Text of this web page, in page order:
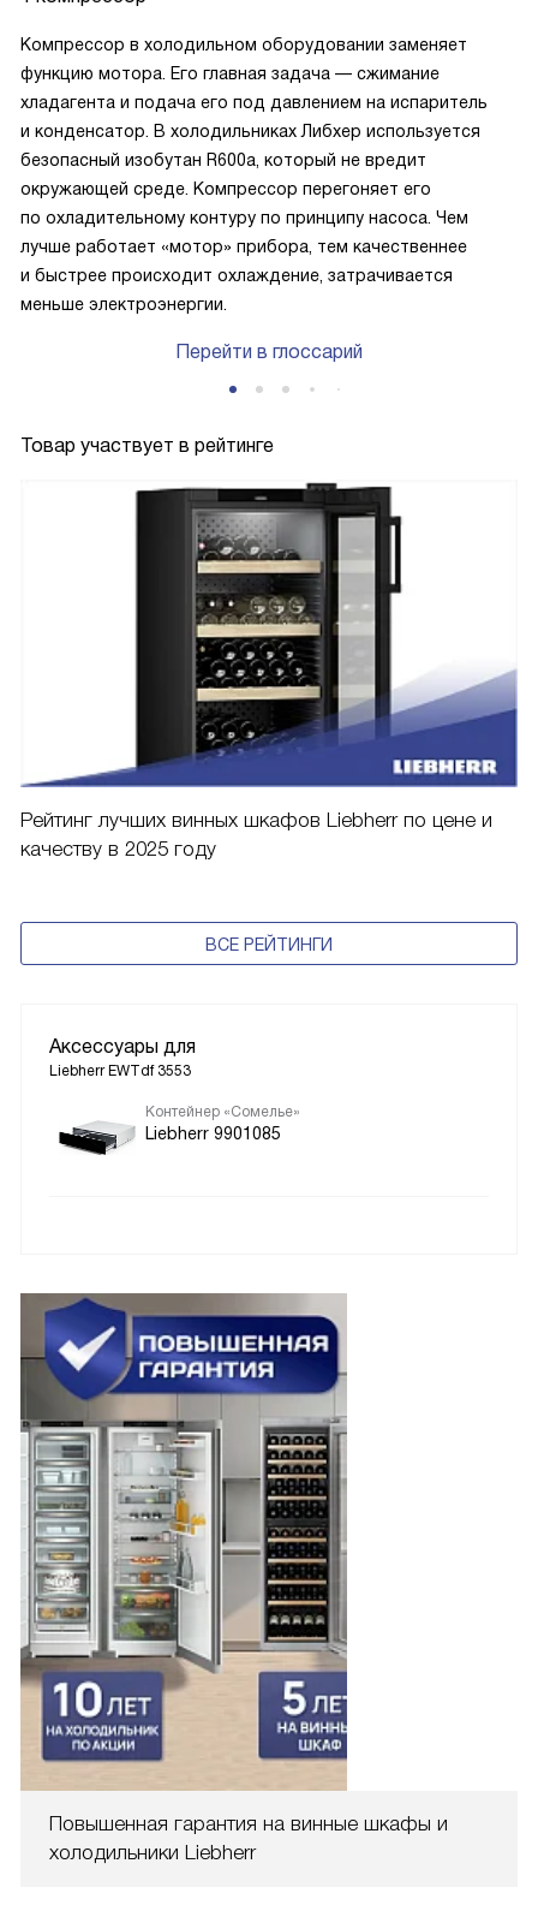
Повышенная гарантия на винные шкафы и
холодильники Liebherr
Компрессор в холодильном оборудовании заменяет
функцию мотора. Его главная задача — сжимание
хладагента и подача его под давлением на испаритель
и конденсатор. В холодильниках Либхер используется
безопасный изобутан R600a, который не вредит
окружающей среде. Компрессор перегоняет его
по охладительному контуру по принципу насоса. Чем
лучше работает «мотор» прибора, тем качественнее
и быстрее происходит охлаждение, затрачивается
меньше электроэнергии.
Перейти в глоссарий
Товар участвует в рейтинге
Рейтинг лучших винных шкафов Liebherr по цене и
качеству в 2025 году
ВСЕ РЕЙТИНГИ
Аксессуары для
Liebherr EWTdf 3553
Контейнер «Сомелье»
Liebherr 9901085